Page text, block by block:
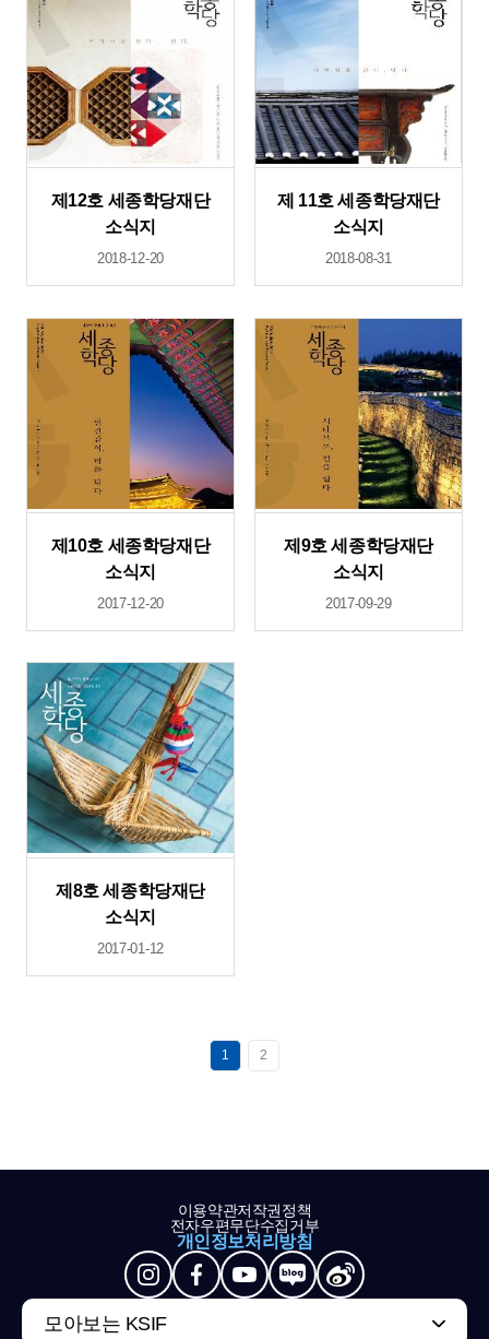
제12호 세종학당재단
소식지
2018-12-20
제 11호 세종학당재단
소식지
2018-08-31
제10호 세종학당재단
소식지
2017-12-20
제9호 세종학당재단
소식지
2017-09-29
제8호 세종학당재단
소식지
2017-01-12
1 2
이용약관저작권정책
전자우편무단수집거부
개인정보처리방침
모아보는 KSIF